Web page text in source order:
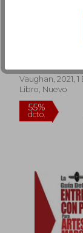
55%
dcto.
Speak
Aprende
Vaughan, 2021, 1
Libro, Nuevo